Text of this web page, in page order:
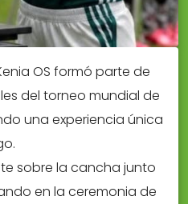
OS formó parte de
del torneo mundial de
una experiencia única
sobre la cancha junto
en la ceremonia de